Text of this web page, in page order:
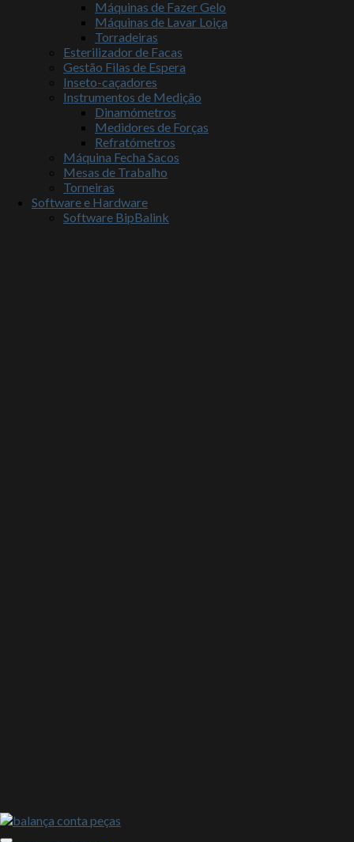
Máquinas de Fazer Gelo
Máquinas de Lavar Loiça
Torradeiras
Esterilizador de Facas
Gestão Filas de Espera
Inseto-caçadores
Instrumentos de Medição
Dinamómetros
Medidores de Forças
Refratómetros
Máquina Fecha Sacos
Mesas de Trabalho
Torneiras
Software e Hardware
Software BipBalink